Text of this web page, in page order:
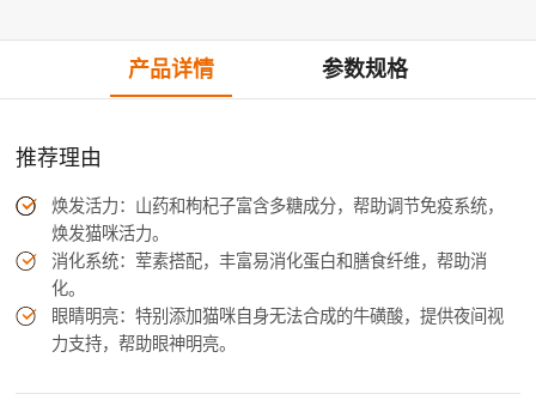
产品详情 参数规格
推荐理由
焕发活力：山药和枸杞子富含多糖成分，帮助调节免疫系统，
焕发猫咪活力。
消化系统：荤素搭配，丰富易消化蛋白和膳食纤维，帮助消
化。
眼睛明亮：特别添加猫咪自身无法合成的牛磺酸，提供夜间视
力支持，帮助眼神明亮。